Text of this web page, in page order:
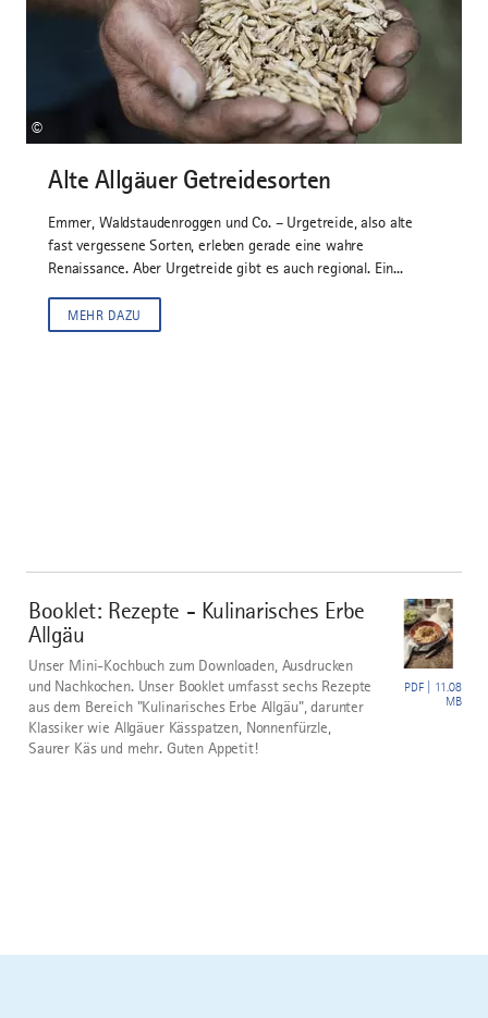
©
Alte Allgäuer Getreidesorten
Emmer, Waldstaudenroggen und Co. – Urgetreide, also alte
fast vergessene Sorten, erleben gerade eine wahre
Renaissance. Aber Urgetreide gibt es auch regional. Ein...
MEHR DAZU
Booklet: Rezepte - Kulinarisches Erbe
Allgäu
Unser Mini-Kochbuch zum Downloaden, Ausdrucken
und Nachkochen. Unser Booklet umfasst sechs Rezepte
aus dem Bereich "Kulinarisches Erbe Allgäu", darunter
Klassiker wie Allgäuer Kässpatzen, Nonnenfürzle,
Saurer Käs und mehr. Guten Appetit!
PDF | 11.08
MB